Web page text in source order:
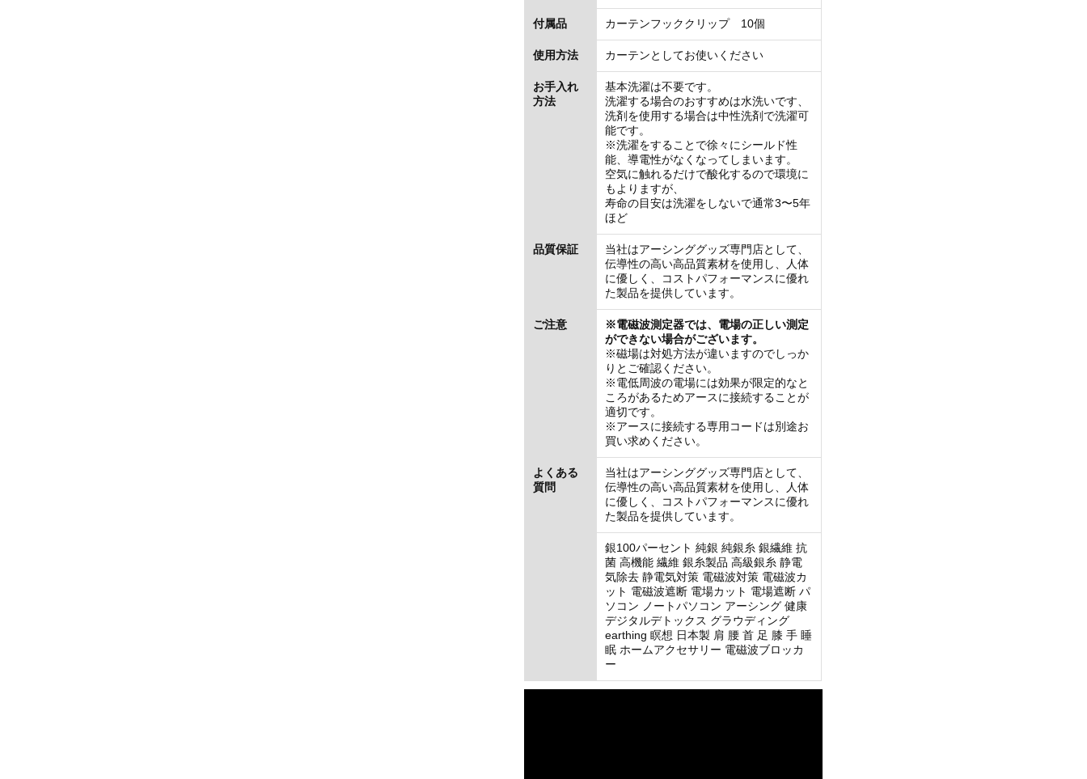
付属品 カーテンフッククリップ 10個
使用方法 カーテンとしてお使いください
お手入れ
方法
基本洗濯は不要です。
洗濯する場合のおすすめは水洗いです、
洗剤を使用する場合は中性洗剤で洗濯可
能です。
※洗濯をすることで徐々にシールド性
能、導電性がなくなってしまいます。
空気に触れるだけで酸化するので環境に
もよりますが、
寿命の目安は洗濯をしないで通常3〜5年
ほど
品質保証
当社はアーシンググッズ専門店として、
伝導性の高い高品質素材を使用し、人体
に優しく、コストパフォーマンスに優れ
た製品を提供しています。
ご注意
※電磁波測定器では、電場の正しい測定
ができない場合がございます。
※磁場は対処方法が違いますのでしっか
りとご確認ください。
※電低周波の電場には効果が限定的なと
ころがあるためアースに接続することが
適切です。
※アースに接続する専用コードは別途お
買い求めください。
よくある
質問
当社はアーシンググッズ専門店として、
伝導性の高い高品質素材を使用し、人体
に優しく、コストパフォーマンスに優れ
た製品を提供しています。
銀100パーセント 純銀 純銀糸 銀繊維 抗
菌 高機能 繊維 銀糸製品 高級銀糸 静電
気除去 静電気対策 電磁波対策 電磁波カ
ット 電磁波遮断 電場カット 電場遮断 パ
ソコン ノートパソコン アーシング 健康
デジタルデトックス グラウディング
earthing 瞑想 日本製 肩 腰 首 足 膝 手 睡
眠 ホームアクセサリー 電磁波ブロッカ
ー